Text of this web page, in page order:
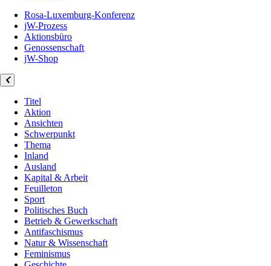
Rosa-Luxemburg-Konferenz
jW-Prozess
Aktionsbüro
Genossenschaft
jW-Shop
Titel
Aktion
Ansichten
Schwerpunkt
Thema
Inland
Ausland
Kapital & Arbeit
Feuilleton
Sport
Politisches Buch
Betrieb & Gewerkschaft
Antifaschismus
Natur & Wissenschaft
Feminismus